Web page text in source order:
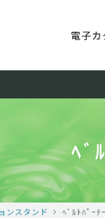
電子
ﾍﾞ
ンスタンド ﾍﾞﾙﾄﾊﾟｰﾃ